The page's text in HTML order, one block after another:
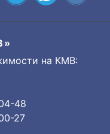
на КМВ:
48
27